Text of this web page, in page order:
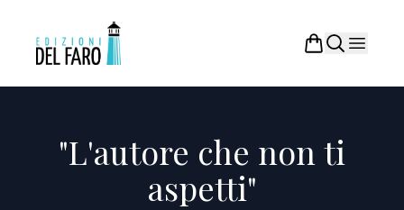
"L'autore che non ti
aspetti"